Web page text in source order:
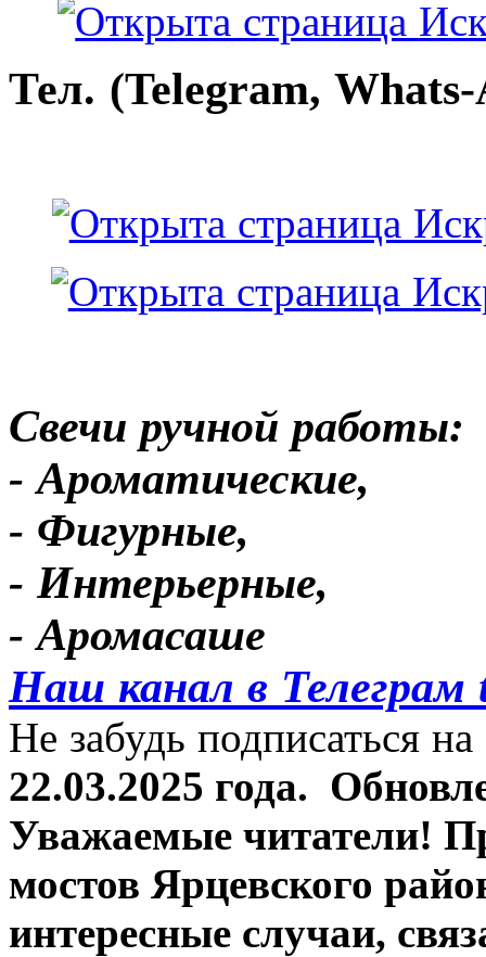
Тел. (Telegram,
Свечи ручной работы:
- Ароматические,
- Фигурные,
- Интерьерные,
- Аромасаше
Наш канал в Телеграм
Не забудь подписаться
22.03.2025 года.
Уважаемые читатели!
мостов Ярцевского
интересные случаи,